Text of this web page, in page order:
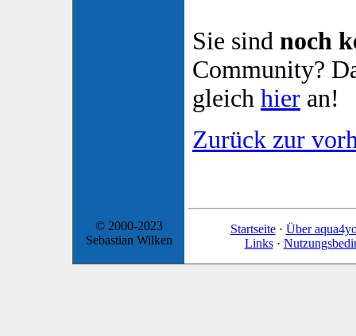
Sie sind noch
Community?
gleich hier an!
Zurück zur
© 2000-2023
Sebastian Wilken
Startseite· Über
Links·